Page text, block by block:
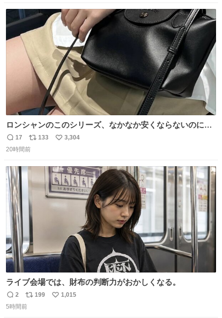
ト
数
ロンシャンのこのシリーズ、なかなか安くならないのにセ
ール価格になってる🖤✨レザーなのが反則級にかわいい。
持ってるだけでコーデが格上げされる。
返
信
17
リ
ポ
数
133
い
数
3,304
20時間前
ライブ会場では、財布の判断力がおかしくなる。
返
信
2
リ
ポ
199
い
1,015
5時間前